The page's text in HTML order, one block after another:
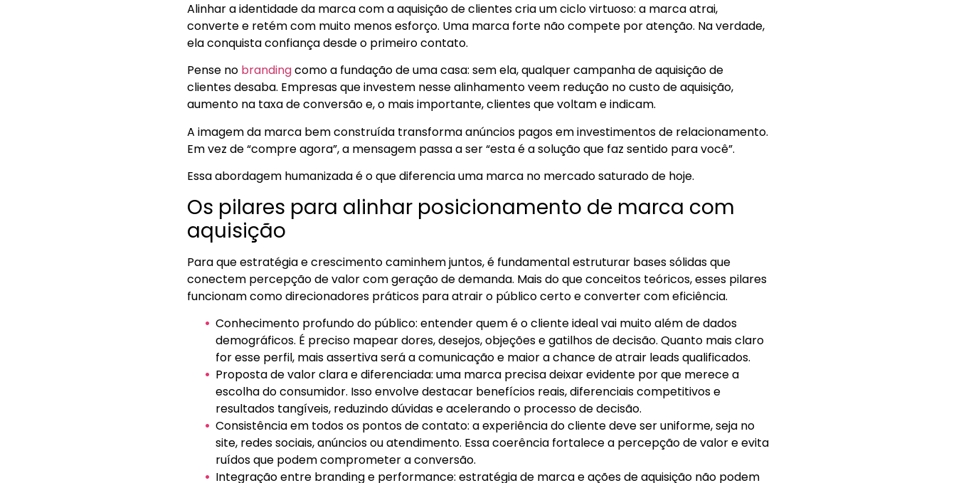
Alinhar a identidade da marca com a aquisição de clientes cria um ciclo virtuoso: a marca atrai,
converte e retém com muito menos esforço. Uma marca forte não compete por atenção. Na verdade,
ela conquista confiança desde o primeiro contato.
Pense no brandingcomo a fundação de uma casa: sem ela, qualquer campanha de aquisição de
clientes desaba. Empresas que investem nesse alinhamento veem redução no custo de aquisição,
aumento na taxa de conversão e, o mais importante, clientes que voltam e indicam.
A imagem da marca bem construída transforma anúncios pagos em investimentos de relacionamento.
Em vez de “compre agora”, a mensagem passa a ser “esta é a solução que faz sentido para você”.
Essa abordagem humanizada é o que diferencia uma marca no mercado saturado de hoje.
Os pilares para alinhar posicionamento de marca com
aquisição
Para que estratégia e crescimento caminhem juntos, é fundamental estruturar bases sólidas que
conectem percepção de valor com geração de demanda. Mais do que conceitos teóricos, esses pilares
funcionam como direcionadores práticos para atrair o público certo e converter com eficiência.
Conhecimento profundo do público: entender quem é o cliente ideal vai muito além de dados
demográficos. É preciso mapear dores, desejos, objeções e gatilhos de decisão. Quanto mais claro
for esse perfil, mais assertiva será a comunicação e maior a chance de atrair leads qualificados.
Proposta de valor clara e diferenciada: uma marca precisa deixar evidente por que merece a
escolha do consumidor. Isso envolve destacar benefícios reais, diferenciais competitivos e
resultados tangíveis, reduzindo dúvidas e acelerando o processo de decisão.
Consistência em todos os pontos de contato: a experiência do cliente deve ser uniforme, seja no
site, redes sociais, anúncios ou atendimento. Essa coerência fortalece a percepção de valor e evita
ruídos que podem comprometer a conversão.
Integração entre branding e performance: estratégia de marca e ações de aquisição não podem